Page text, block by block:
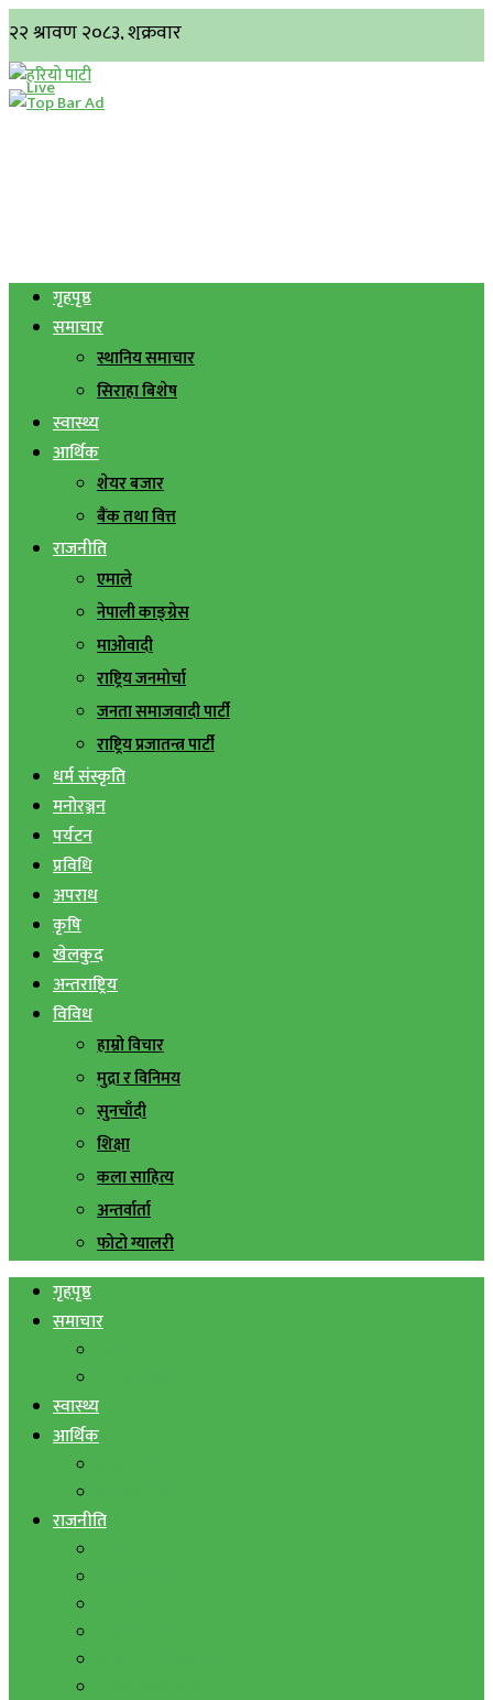
गृहपृष्ठ
समाचार
स्थानिय समाचार
सिराहा बिशेष
स्वास्थ्य
आर्थिक
शेयर बजार
बैंक तथा वित्त
राजनीति
एमाले
नेपाली काङ्ग्रेस
माओवादी
राष्ट्रिय जनमोर्चा
जनता समाजवादी पार्टी
राष्ट्रिय प्रजातन्त्र पार्टी
धर्म संस्कृति
मनोरञ्जन
पर्यटन
प्रविधि
अपराध
कृषि
खेलकुद
अन्तराष्ट्रिय
विविध
हाम्रो विचार
मुद्रा र विनिमय
सुनचाँदी
शिक्षा
कला साहित्य
अन्तर्वार्ता
फोटो ग्यालरी
गृहपृष्ठ
समाचार
स्वास्थ्य
आर्थिक
राजनीति